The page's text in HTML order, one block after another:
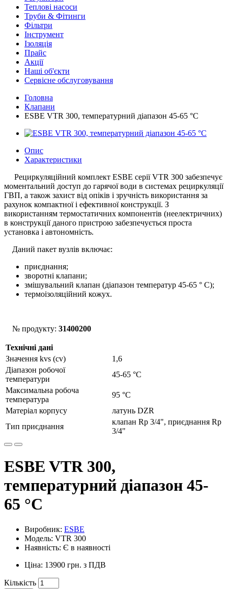
Теплові насоси
Труби & Фітинги
Фільтри
Інструмент
Ізоляція
Прайс
Акції
Наші об'єкти
Сервісне обслуговування
Головна
Клапани
ESBE VTR 300, температурний діапазон 45-65 °С
Опис
Характеристики
Рециркуляційний комплект ESBE серії VTR 300 забезпечує
моментальний доступ до гарячої води в системах рециркуляції
ГВП, а також захист від опіків і зручність використання за
рахунок компактної і ефективної конструкції. З
використанням термостатичних компонентів (неелектричних)
в конструкції даного пристрою забезпечується проста
установка і автономність.
Даний пакет вузлів включає:
приєднання;
зворотні клапани;
змішувальний клапан (діапазон температур 45-65 ° С);
термоізоляційний кожух.
№ продукту: 31400200
Технічні дані
Значення kvs (cv)
1,6
Діапазон робочої
температури
45-65 °С
Максимальна робоча
температура
95 °C
Матеріал корпусу
латунь DZR
Тип приєднання
клапан Rp 3/4", приєднання Rp
3/4"
ESBE VTR 300,
температурний діапазон 45-
65 °С
Виробник: ESBE
Модель: VTR 300
Наявність: Є в наявності
Ціна: 13900 грн. з ПДВ
Кількість